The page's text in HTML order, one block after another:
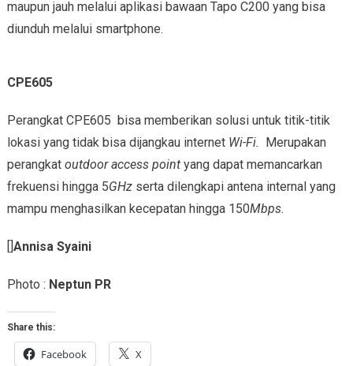
maupun jauh melalui aplikasi bawaan Tapo C200 yang bisa
diunduh melalui smartphone.
CPE605
Perangkat CPE605 bisa memberikan solusi untuk titik-titik
lokasi yang tidak bisa dijangkau internet Wi-Fi.
Merupakan
perangkat outdoor access point yang dapat memancarkan
frekuensi hingga 5GHzserta dilengkapi antena internal yang
mampu menghasilkan kecepatan hingga 150Mbps.
Annisa Syaini
Photo : Neptun PR
Share this:
Facebook X